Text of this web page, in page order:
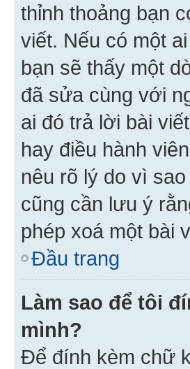
thỉnh thoảng bạn
viết. Nếu có một
bạn sẽ thấy một
đã sửa cùng với
ai đó trả lời bài
hay điều hành
nêu rõ lý do vì
cũng cần lưu ý
phép xoá một bài
Đầu trang
Làm sao để tôi
mình?
Để đính kèm chữ